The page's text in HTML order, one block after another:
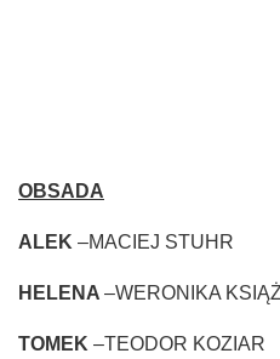
OBSADA
ALEK –MACIEJ STUHR
HELENA –WERONIKA
TOMEK –TEODOR KOZIAR